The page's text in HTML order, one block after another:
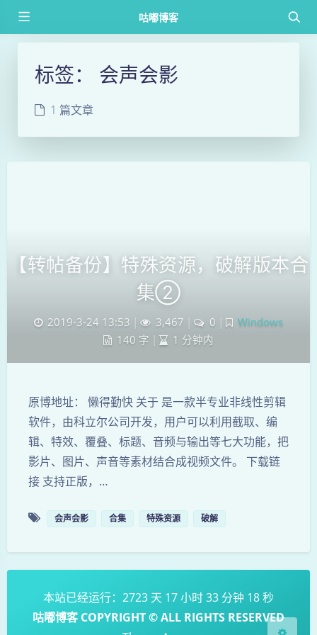
咕嘟博客
夜间模式
关闭 日落 暗化 灰度
标签： 会声会影
1 篇文章
【转帖备份】特殊资源，破解版本合
集②
2019-3-24 13:53 3,467 0
Windows
140 字
1 分钟内
原博地址： 懒得勤快 关于 是一款半专业非线性剪辑
软件，由科立尔公司开发，用户可以利用截取、编
辑、特效、覆叠、标题、音频与输出等七大功能，把
影片、图片、声音等素材结合成视频文件。 下载链
接 支持正版，…
会声会影 合集 特殊资源 破解
本站已经运行：2723 天 17 小时 33 分钟 18 秒
咕嘟博客 COPYRIGHT © ALL RIGHTS RESERVED